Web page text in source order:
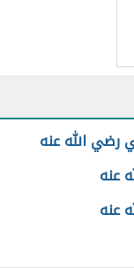
رضي الله عنه
عنه
عنه